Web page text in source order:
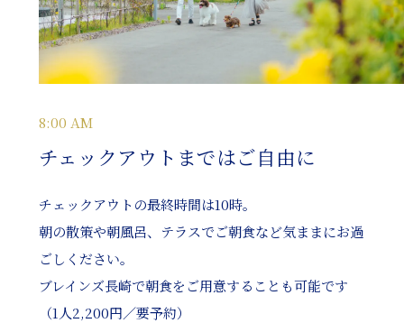
8:00 AM
チェックアウトまではご自由に
チェックアウトの最終時間は10時。
朝の散策や朝風呂、テラスでご朝食など気ままにお過
ごしください。
ブレインズ長崎で朝食をご用意することも可能です
（1人2,200円／要予約）